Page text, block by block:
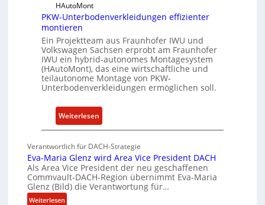
r
u
n
d
K
I
s
i
t
u
t
e
n
t
i
c
k
e
HAutoMont
PKW-Unterbodenverkleidungen effizienter
montieren
Ein Projektteam aus Fraunhofer IWU und
Volkswagen Sachsen erprobt am Fraunhofer
IWU ein hybrid-autonomes Montagesystem
(HAutoMont), das eine wirtschaftliche und
teilautonome Montage von PKW-
Unterbodenverkleidungen ermöglichen soll.
Weiterlesen:
P
W
-
U
n
Verantwortlich für DACH-Strategie
Eva-Maria Glenz wird Area Vice President DACH
Als Area Vice President der neu geschaffenen
Commvault-DACH-Region übernimmt Eva-Maria
Glenz (Bild) die Verantwortung für…
Weiterlesen: